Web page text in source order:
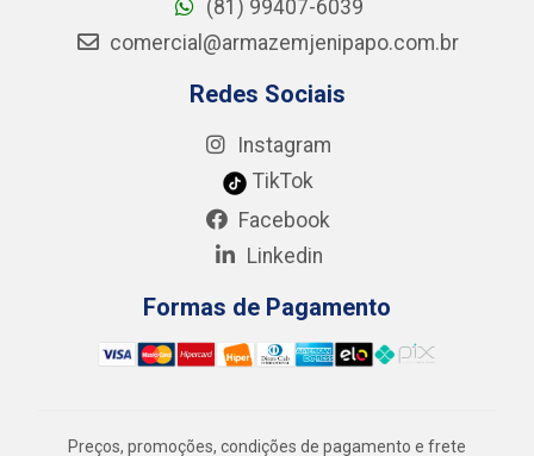
(81) 99407-6039
comercial@armazemjenipapo.com.br
Redes Sociais
Instagram
TikTok
Facebook
Linkedin
Formas de Pagamento
Preços, promoções, condições de pagamento e frete